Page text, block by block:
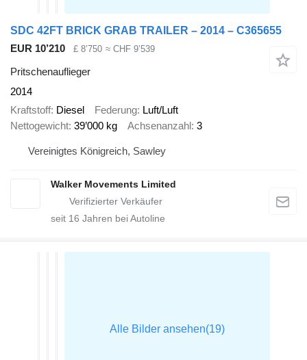
SDC 42FT BRICK GRAB TRAILER – 2014 – C365655
EUR 10’210
£ 8’750 ≈ CHF 9’539
Pritschenauflieger
2014
Kraftstoff Diesel Federung Luft/Luft
Nettogewicht 39’000 kg Achsenanzahl 3
Vereinigtes Königreich, Sawley
Walker Movements Limited
seit 16 Jahren bei Autoline